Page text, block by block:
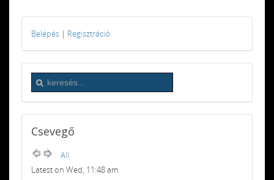
Belépés | Regisztráció
Csevegő
All
Latest on Wed, 11:48 am